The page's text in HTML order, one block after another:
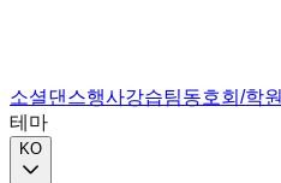
소셜댄스행사강습팀동호회/학원
테마
KO